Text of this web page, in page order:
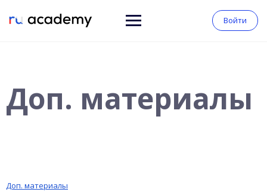
Войти
Доп. материалы
Доп. материалы